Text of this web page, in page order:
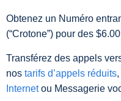
Obtenez un Numéro
(“Crotone”) pour des
Transférez des appels
nos tarifs d’appels réduits
Internetou Messagerie